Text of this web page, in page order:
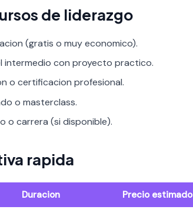
de liderazgo
(gratis o muy economico).
intermedio con proyecto practico.
o certificacion profesional.
o masterclass.
o carrera (si disponible).
rapida
Duracion Precio estimado